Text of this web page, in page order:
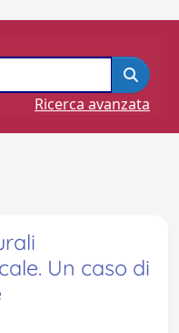
Ricerca avanzata
Un caso di